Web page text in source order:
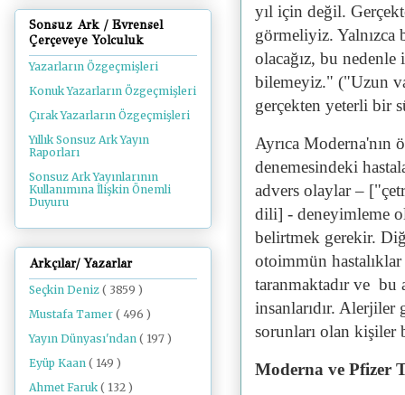
yıl için değil.
görmeliyiz.
olacağız, bu
bilemeyiz." ("Uzun
gerçekten yeterli bir
Ayrıca
denemesindeki
advers olaylar –
dili] - deneyimleme
belirtmek gerekir.
otoimmün hastalıklar
taranmaktadır ve bu
insanlarıdır.
sorunları olan kişiler
Moderna ve Pfizer
Sonsuz Ark / Evrensel
Çerçeveye Yolculuk
Yazarların Özgeçmişleri
Konuk Yazarların Özgeçmişleri
Çırak Yazarların Özgeçmişleri
Yıllık Sonsuz Ark Yayın
Raporları
Sonsuz Ark Yayınlarının
Kullanımına İlişkin Önemli
Duyuru
Arkçılar/ Yazarlar
Seçkin Deniz ( 3859 )
Mustafa Tamer ( 496 )
Yayın Dünyası'ndan ( 197 )
Eyüp Kaan ( 149 )
Ahmet Faruk ( 132 )